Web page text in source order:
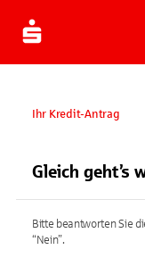
Ihr Kredit-Antrag
Gleich geht’s
Bitte beantworten Sie
“Nein”.